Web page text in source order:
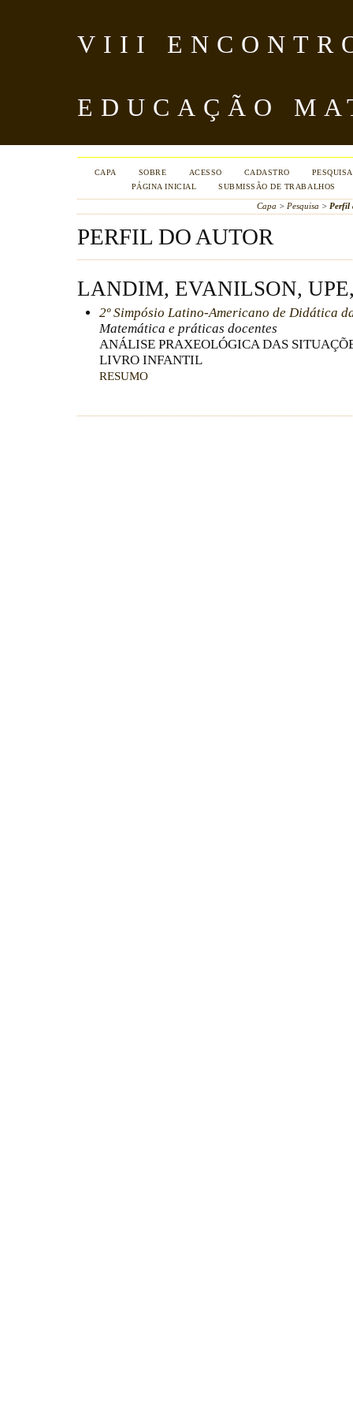
VIII
EDUCAÇÃO
CAPA SOBRE ACESSO CADASTRO
PESQUISA
PÁGINA INICIAL
SUBMISSÃO DE TRABALHOS
Capa > Pesquisa > Perfil
PERFIL DO AUTOR
LANDIM, EVANILSON,
2º Simpósio Latino-Americano de Didática
Matemática e práticas docentes
ANÁLISE PRAXEOLÓGICA DAS
LIVRO INFANTIL
RESUMO